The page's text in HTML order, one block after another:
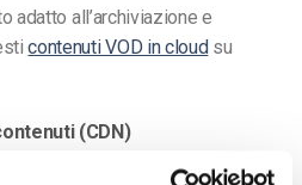
adatto all’archiviazione e
contenuti VOD in cloudsu
(CDN)
può essere scalabile, le